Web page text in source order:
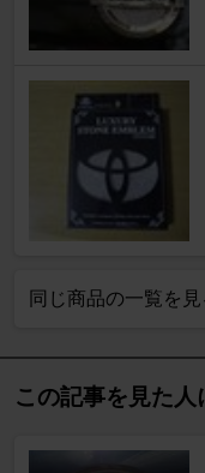
同じ商品の一覧を見
この記事を見た人